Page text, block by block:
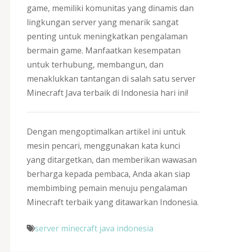
game, memiliki komunitas yang dinamis dan
lingkungan server yang menarik sangat
penting untuk meningkatkan pengalaman
bermain game. Manfaatkan kesempatan
untuk terhubung, membangun, dan
menaklukkan tantangan di salah satu server
Minecraft Java terbaik di Indonesia hari ini!
Dengan mengoptimalkan artikel ini untuk
mesin pencari, menggunakan kata kunci
yang ditargetkan, dan memberikan wawasan
berharga kepada pembaca, Anda akan siap
membimbing pemain menuju pengalaman
Minecraft terbaik yang ditawarkan Indonesia.
server minecraft java indonesia